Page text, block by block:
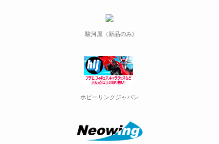
駿河屋（新品のみ)
ホビーリンクジャパン